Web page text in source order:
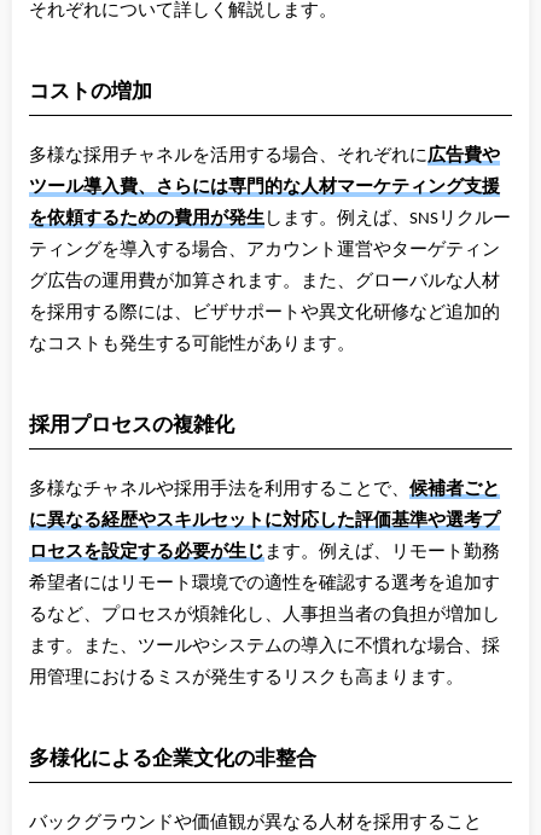
それぞれについて詳しく解説します。
コストの増加
多様な採用チャネルを活用する場合、それぞれに広告費や
ツール導入費、さらには専門的な人材マーケティング支援
を依頼するための費用が発生します。例えば、SNSリクルー
ティングを導入する場合、アカウント運営やターゲティン
グ広告の運用費が加算されます。また、グローバルな人材
を採用する際には、ビザサポートや異文化研修など追加的
なコストも発生する可能性があります。
採用プロセスの複雑化
多様なチャネルや採用手法を利用することで、 候補者ごと
に異なる経歴やスキルセットに対応した評価基準や選考プ
ロセスを設定する必要が生じます。例えば、リモート勤務
希望者にはリモート環境での適性を確認する選考を追加す
るなど、プロセスが煩雑化し、人事担当者の負担が増加し
ます。また、ツールやシステムの導入に不慣れな場合、採
用管理におけるミスが発生するリスクも高まります。
多様化による企業文化の非整合
バックグラウンドや価値観が異なる人材を採用すること